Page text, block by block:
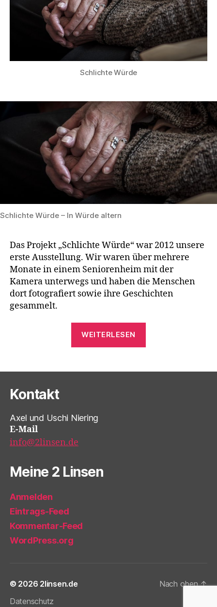
Schlichte Würde
Schlichte Würde – In Würde altern
Das Projekt „Schlichte Würde“ war 2012 unsere
erste Ausstellung. Wir waren über mehrere
Monate in einem Seniorenheim mit der
Kamera unterwegs und haben die Menschen
dort fotografiert sowie ihre Geschichten
gesammelt.
WEITERLESEN
Kontakt
Axel und Uschi Niering
E-Mail
info@2linsen.de
Meine 2 Linsen
Anmelden
Eintrags-Feed
Kommentar-Feed
WordPress.org
© 2026 2linsen.de
Datenschutz
Nach oben↑